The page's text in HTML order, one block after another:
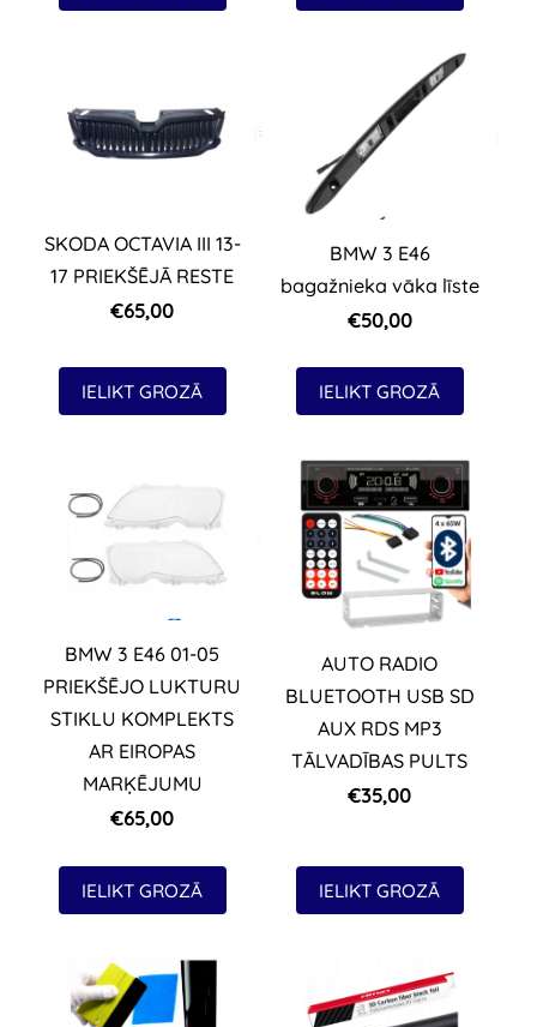
SKODA OCTAVIA III 13-
17 PRIEKŠĒJĀ RESTE
€65,00
IELIKT GROZĀ
BMW 3 E46
bagažnieka vāka līste
€50,00
IELIKT GROZĀ
BMW 3 E46 01-05
PRIEKŠĒJO LUKTURU
STIKLU KOMPLEKTS
AR EIROPAS
MARĶĒJUMU
€65,00
IELIKT GROZĀ
AUTO RADIO
BLUETOOTH USB SD
AUX RDS MP3
TĀLVADĪBAS PULTS
€35,00
IELIKT GROZĀ